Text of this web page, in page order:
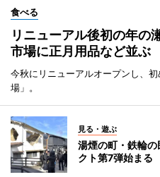
食べる
リニューアル後初の年
市場に正月用品など並ぶ
今秋にリニューアルオープンし、
場」。
見る・遊ぶ
湯煙の町・鉄輪
クト第7弾始まる